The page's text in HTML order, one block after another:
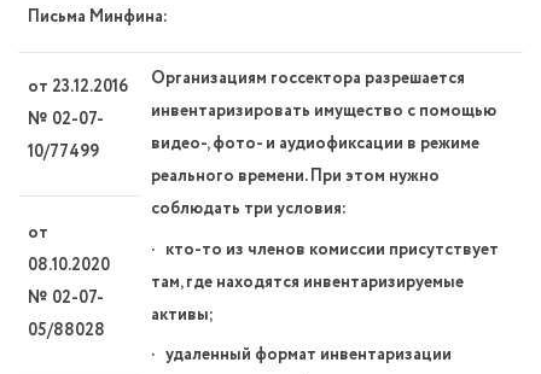
Письма Минфина:
от 23.12.2016
№ 02-07-
10/77499
Организациям госсектора разрешается
инвентаризировать имущество с помощью
видео-, фото- и аудиофиксации в режиме
реального времени. При этом нужно
соблюдать три условия:
· кто-то из членов комиссии присутствует
там, где находятся инвентаризируемые
активы;
· удаленный формат инвентаризации
от
08.10.2020
№ 02-07-
05/88028